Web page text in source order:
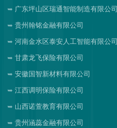
广东坪山区瑞通智能制造有限公司
贵州翰铭金融有限公司
河南金水区泰安人工智能有限公司
甘肃龙飞保险有限公司
安徽国智新材料有限公司
江西调明保险有限公司
山西诺萱教育有限公司
贵州涵蕊金融有限公司